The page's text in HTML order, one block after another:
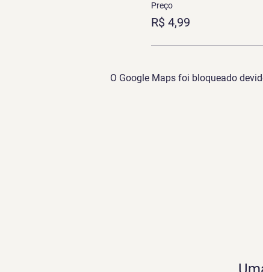
Preço
R$ 4,99
O Google Maps foi bloqueado